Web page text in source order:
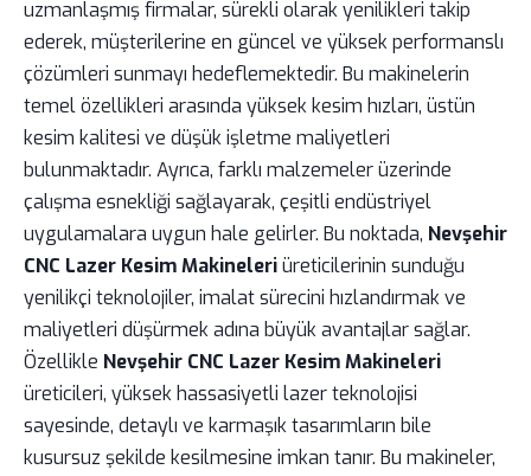
uzmanlaşmış firmalar, sürekli olarak yenilikleri takip
ederek, müşterilerine en güncel ve yüksek performanslı
çözümleri sunmayı hedeflemektedir. Bu makinelerin
temel özellikleri arasında yüksek kesim hızları, üstün
kesim kalitesi ve düşük işletme maliyetleri
bulunmaktadır. Ayrıca, farklı malzemeler üzerinde
çalışma esnekliği sağlayarak, çeşitli endüstriyel
uygulamalara uygun hale gelirler. Bu noktada, Nevşehir
CNC Lazer Kesim Makineleriüreticilerinin sunduğu
yenilikçi teknolojiler, imalat sürecini hızlandırmak ve
maliyetleri düşürmek adına büyük avantajlar sağlar.
Özellikle Nevşehir CNC Lazer Kesim Makineleri
üreticileri, yüksek hassasiyetli lazer teknolojisi
sayesinde, detaylı ve karmaşık tasarımların bile
kusursuz şekilde kesilmesine imkan tanır. Bu makineler,